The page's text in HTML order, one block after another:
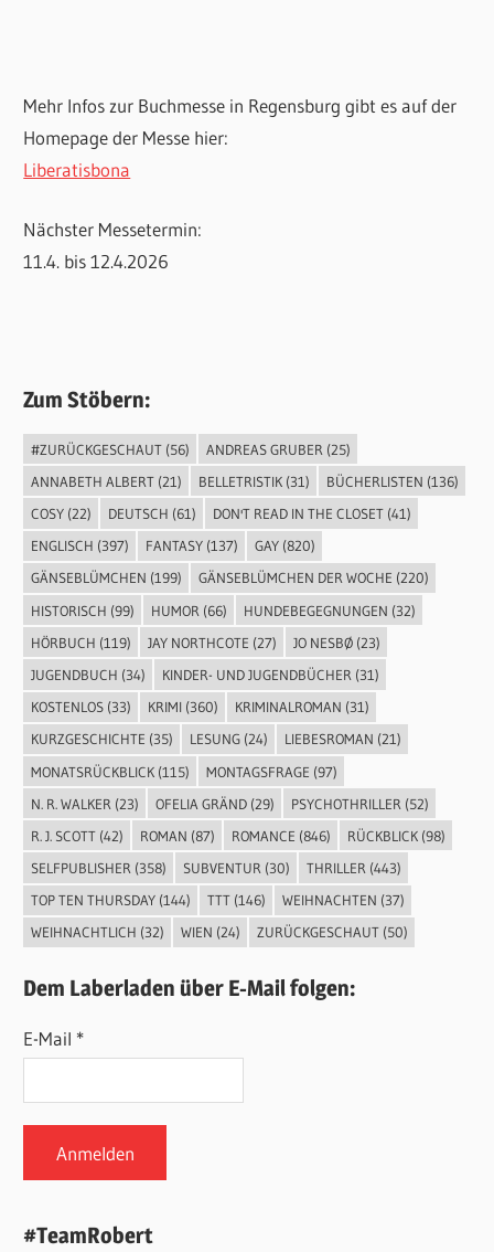
Mehr Infos zur Buchmesse in Regensburg gibt es auf der
Homepage der Messe hier:
Liberatisbona
Nächster Messetermin:
11.4. bis 12.4.2026
Zum Stöbern:
#ZURÜCKGESCHAUT(56) ANDREAS GRUBER (25)
ANNABETH ALBERT(21) BELLETRISTIK(31) BÜCHERLISTEN (136)
COSY(22) DEUTSCH (61) DON'T READ IN THE CLOSET(41)
ENGLISCH (397) FANTASY(137) GAY(820)
GÄNSEBLÜMCHEN (199) GÄNSEBLÜMCHEN DER WOCHE (220)
HISTORISCH (99) HUMOR (66) HUNDEBEGEGNUNGEN (32)
HÖRBUCH (119) JAY NORTHCOTE (27) JO NESBØ(23)
JUGENDBUCH (34) KINDER- UND JUGENDBÜCHER (31)
KOSTENLOS(33) KRIMI(360) KRIMINALROMAN (31)
KURZGESCHICHTE (35) LESUNG(24) LIEBESROMAN (21)
MONATSRÜCKBLICK(115) MONTAGSFRAGE (97)
N. R. WALKER (23) OFELIA GRÄND(29) PSYCHOTHRILLER (52)
R. J. SCOTT(42) ROMAN (87) ROMANCE (846) RÜCKBLICK(98)
SELFPUBLISHER (358) SUBVENTUR (30) THRILLER (443)
TOP TEN THURSDAY(144) TTT(146) WEIHNACHTEN (37)
WEIHNACHTLICH (32) WIEN (24) ZURÜCKGESCHAUT(50)
Dem Laberladen über E-Mail folgen:
E-Mail *
#TeamRobert